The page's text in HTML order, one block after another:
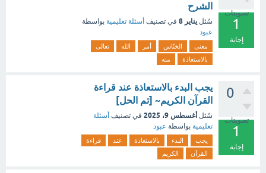
تصويتات
1
إجابة
الشرح
سُئل يناير 8 في تصنيف أسئلة تعليمية بواسطة
عبود
معنى الخنّاس أمر الله
تعالى
بالاستعاذة
منه
0
تصويتات
1
إجابة
يجب البدء بالاستعاذة عند قراءة
القرآن الكريم~ [تم الحل]
سُئل أغسطس 9، 2025 في تصنيف أسئلة
تعليمية بواسطة عبود
يجب البدء بالاستعاذة عند
قراءة
القرآن
الكريم